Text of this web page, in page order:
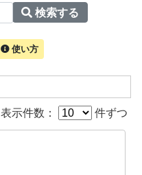
検索する
使い方
表示件数： 件ずつ